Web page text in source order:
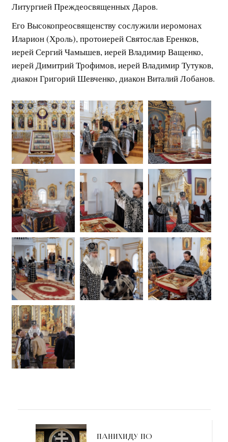
Литургией Преждеосвященных Даров.
Его Высокопреосвященству сослужили иеромонах
Иларион (Хроль), протоиерей Святослав Еренков,
иерей Сергий Чамышев, иерей Владимир Ващенко,
иерей Димитрий Трофимов, иерей Владимир Тутуков,
диакон Григорий Шевченко, диакон Виталий Лобанов.
ПАНИХИДУ ПО